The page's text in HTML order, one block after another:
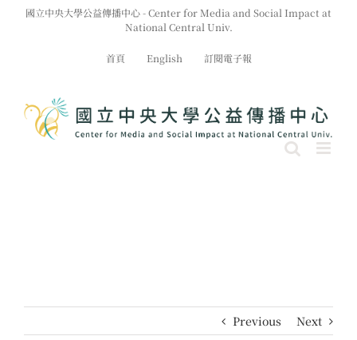
國立中央大學公益傳播中心 - Center for Media and Social Impact at
National Central Univ.
首頁 English 訂閱電子報
Previous Next